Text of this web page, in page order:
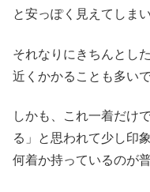
と安っぽく見えてしまい
それなりにきちんとし
近くかかることも多いで
しかも、これ一着だけ
る」と思われて少し印
何着か持っているのが普